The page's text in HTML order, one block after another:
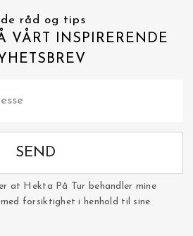
råd og tips
VÅRT INSPIRERENDE
SEND
at Hekta På Tur behandler mine
forsiktighet i henhold til sine